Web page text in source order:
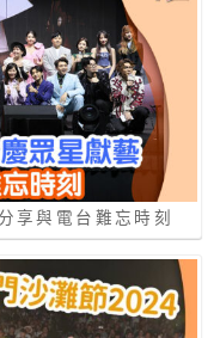
享與電台難忘時刻